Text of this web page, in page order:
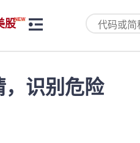
股
识别危险